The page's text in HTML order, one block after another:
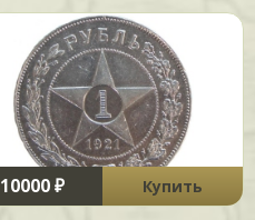
10000 ₽
Купить